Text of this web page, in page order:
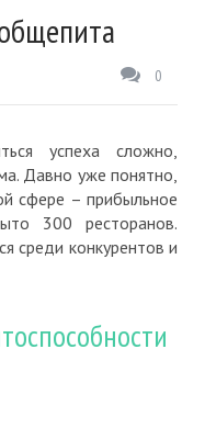
0
успеха сложно,
Давно уже понятно,
сфере – прибыльное
300 ресторанов.
среди конкурентов и